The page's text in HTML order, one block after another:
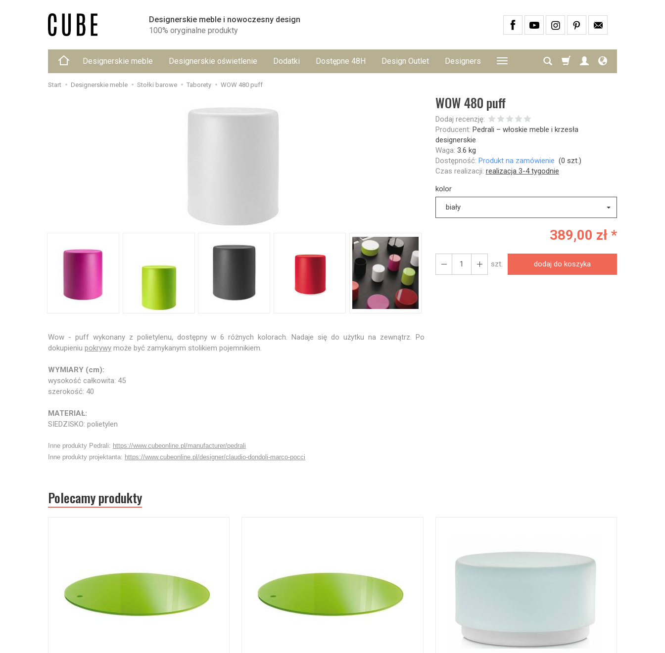
Designerskie meble i nowoczesny design
100% oryginalne produkty
Designerskie meble Designerskie oświetlenie Dodatki Dostępne 48H Design Outlet Designers
Start Designerskie meble Stołki barowe Taborety WOW 480 puff
WOW 480 puff
Dodaj recenzję:
Producent: Pedrali – włoskie meble i krzesła
designerskie
Waga: 3.6 kg
Dostępność: Produkt na zamówienie (0 szt.)
Czas realizacji: realizacja 3-4 tygodnie
kolor
biały
389,00 zł *
szt. dodaj do koszyka
Wow - puff wykonany z polietylenu, dostępny w 6 różnych kolorach. Nadaje się do użytku na zewnątrz. Po
dokupieniu pokrywy może być zamykanym stolikiem pojemnikiem.
WYMIARY (cm):
wysokość całkowita: 45
szerokość: 40
MATERIAŁ:
SIEDZISKO: polietylen
Inne produkty Pedrali: https://www.cubeonline.pl/manufacturer/pedrali
Inne produkty projektanta: https://www.cubeonline.pl/designer/claudio-dondoli-marco-pocci
Polecamy produkty